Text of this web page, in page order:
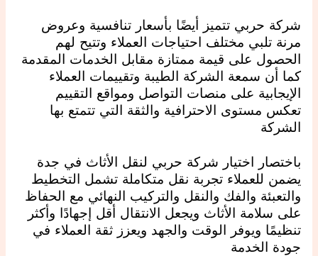
شركة حربي تتميز أيضًا بأسعار تنافسية وعروض
مرنة تلبي مختلف احتياجات العملاء وتتيح لهم
الحصول على قيمة ممتازة مقابل الخدمات المقدمة
كما أن سمعة الشركة الطيبة وتقييمات العملاء
الإيجابية على منصات التواصل ومواقع التقييم
تعكس مستوى الاحترافية والثقة التي تتمتع بها
الشركة
باختصار اختيار شركة حربي لنقل الأثاث في جدة
يضمن للعملاء تجربة نقل متكاملة تشمل التخطيط
والتعبئة والفك والنقل والتركيب النهائي مع الحفاظ
على سلامة الأثاث ويجعل الانتقال أقل إجهادًا وأكثر
تنظيمًا ويوفر الوقت والجهد ويعزز ثقة العملاء في
جودة الخدمة